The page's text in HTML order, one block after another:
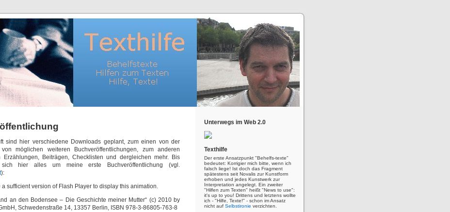
sind hier verschiedene Downloads geplant, zum einen von der
möglichen weiteren Buchveröffentlichungen, zum anderen
Erzählungen, Beiträgen, Checklisten und dergleichen mehr. Bis
hier alles um meine erste Buchveröffentlichung (vgl.
):
a sufficient version of Flash Player to display this animation.
an den Bodensee – Die Geschichte meiner Mutter“ (c) 2010 by
Schwedenstraße 14, 13357 Berlin, ISBN 978-3-86805-763-8
Unterwegs im Web 2.0
Texthilfe
Der erste Ansatzpunkt "Behelfs-texte"
bedeutet: Korrigier mich bitte, wenn ich
falsch liege! Ist doch das Fragment
spätestens seit Novalis zur Kunstform
erhoben und jedes Kunstwerk zur
Interpretation angelegt. Ein zweiter
"Hilfen zum Texten" heißt "News to use":
it's up to you! Drittens und letztens wollte
ich - "Hilfe, Texte!" - schon im Ansatz
nicht auf Selbstironie verzichten.